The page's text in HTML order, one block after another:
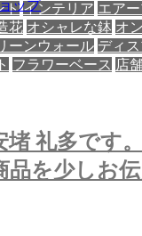
ップ
ト インテリア エア
花 オシャレな鉢 オ
ーンウォール ディ
フラワーベース 店
堵 礼多です
品を少しお